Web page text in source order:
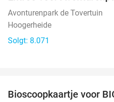
Avonturenpark de Tovertuin
Hoogerheide
Solgt: 8.071
Bioscoopkaartje voor